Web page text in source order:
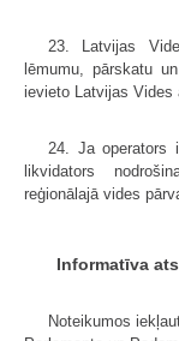
23. Latvijas
lēmumu, pārskatu
ievieto Latvijas Vides
24. Ja operators
likvidators
reģionālajā vides
Informatīva
Noteikumos